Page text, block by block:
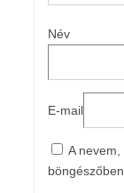
Név
E-mail
A nevem,